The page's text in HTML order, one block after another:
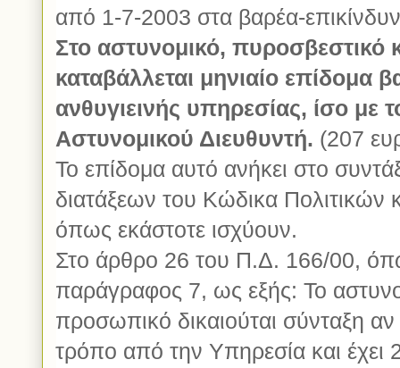
από 1-7-2003 στα βαρέα-
Στο αστυνομικό, πυροσβεστικό
καταβάλλεται μηνιαίο επίδομα
ανθυγιεινής υπηρεσίας, ίσο με
Αστυνομικού Διευθυντή. (207
Το επίδομα αυτό ανήκει στο
διατάξεων του Κώδικα Πολιτικών
όπως εκάστοτε ισχύουν.
Στο άρθρο 26 του Π.Δ. 166/00,
παράγραφος 7, ως εξής: Το
προσωπικό δικαιούται σύνταξη
τρόπο από την Υπηρεσία και έχει